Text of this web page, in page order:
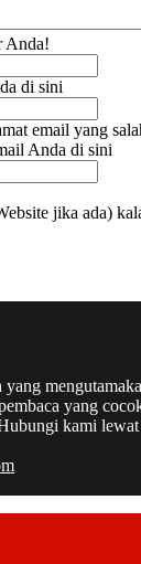
Anda!
di sini
email yang
Anda di sini
jika ada)
yang
kami